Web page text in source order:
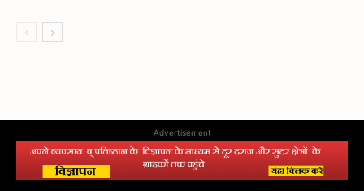
Advertisement